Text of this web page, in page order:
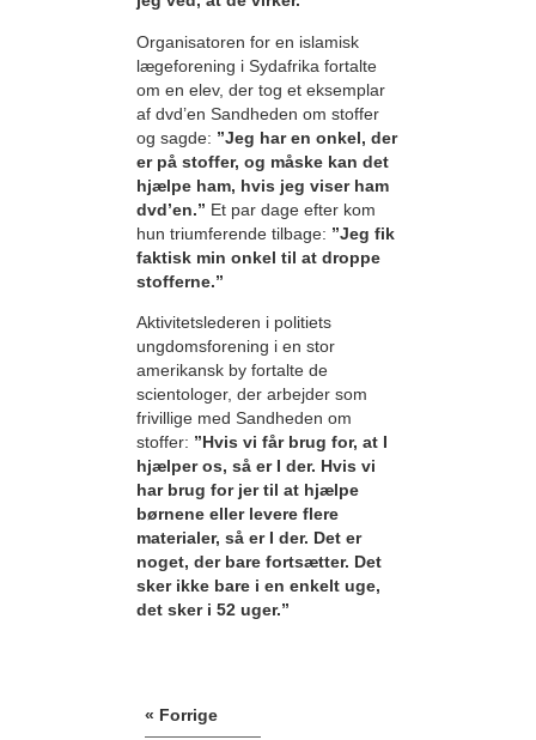
Organisatoren for en islamisk
lægeforening i Sydafrika fortalte
om en elev, der tog et eksemplar
af dvd’en Sandheden om stoffer
og sagde: ”Jeg har en onkel, der
er på stoffer, og måske kan det
hjælpe ham, hvis jeg viser ham
dvd’en.” Et par dage efter kom
hun triumferende tilbage: ”Jeg fik
faktisk min onkel til at droppe
stofferne.”
Aktivitetslederen i politiets
ungdomsforening i en stor
amerikansk by fortalte de
scientologer, der arbejder som
frivillige med Sandheden om
stoffer: ”Hvis vi får brug for, at I
hjælper os, så er I der. Hvis vi
har brug for jer til at hjælpe
børnene eller levere flere
materialer, så er I der. Det er
noget, der bare fortsætter. Det
sker ikke bare i en enkelt uge,
det sker i 52 uger.”
« Forrige